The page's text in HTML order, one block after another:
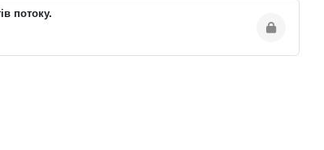
потоку.